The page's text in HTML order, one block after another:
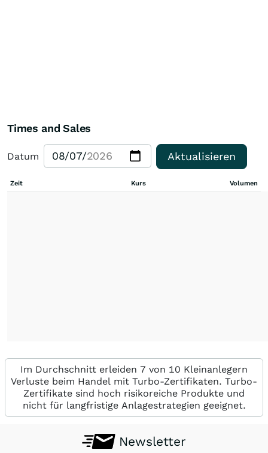
Times and Sales
Datum Aktualisieren
Zeit Kurs Volumen
Im Durchschnitt erleiden 7 von 10 Kleinanlegern
Verluste beim Handel mit Turbo-Zertifikaten. Turbo-
Zertifikate sind hoch risikoreiche Produkte und
nicht für langfristige Anlagestrategien geeignet.
Newsletter